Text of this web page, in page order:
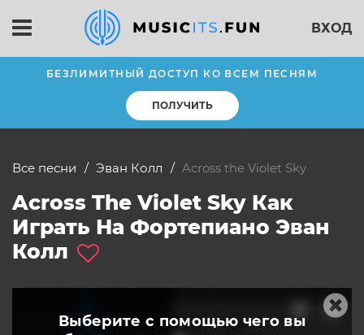
ВХОД
БЕЗЛИМИТНЫЙ ДОСТУП КО ВСЕМ ПЕСНЯМ
ПОЛУЧИТЬ
Все песни Эван Колл Across the Violet Sky
Across The Violet Sky Как
Играть На Фортепиано Эван
Колл
Выберите с помощью чего вы